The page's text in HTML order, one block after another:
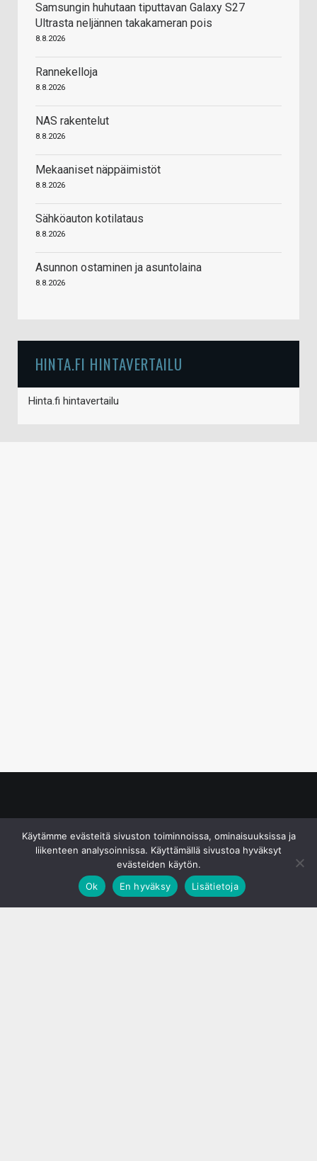
Samsungin huhutaan tiputtavan Galaxy S27
Ultrasta neljännen takakameran pois
8.8.2026
Rannekelloja
8.8.2026
NAS rakentelut
8.8.2026
Mekaaniset näppäimistöt
8.8.2026
Sähköauton kotilataus
8.8.2026
Asunnon ostaminen ja asuntolaina
8.8.2026
HINTA.FI HINTAVERTAILU
Hinta.fi hintavertailu
Käytämme evästeitä sivuston toiminnoissa, ominaisuuksissa ja
liikenteen analysoinnissa. Käyttämällä sivustoa hyväksyt
evästeiden käytön.
Ok
En hyväksy Lisätietoja